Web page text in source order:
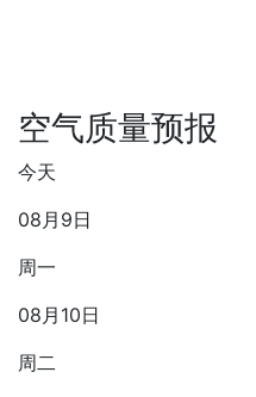
空气质量预报
今天
08月9日
周一
08月10日
周二